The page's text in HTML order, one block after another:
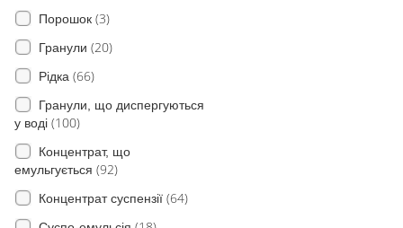
Просо волосовидне
Пирій повзучий
Пальчатка криваво-червона
(63)
Сить(9)
Дурман смердючий
Люцерна
Просо(8)
(17)
Порошок (3)
Гранули (20)
Рідка (66)
Гранули, що диспергуються
у воді (100)
Концентрат, що
емульгується (92)
Концентрат суспензії (64)